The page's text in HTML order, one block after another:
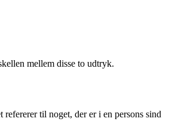
mellem disse to udtryk.
til noget, der er i en persons sind